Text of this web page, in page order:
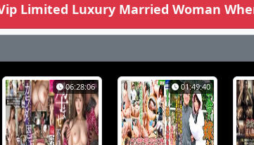
Limited Luxury Married Woman
06:28:06 01:49:40